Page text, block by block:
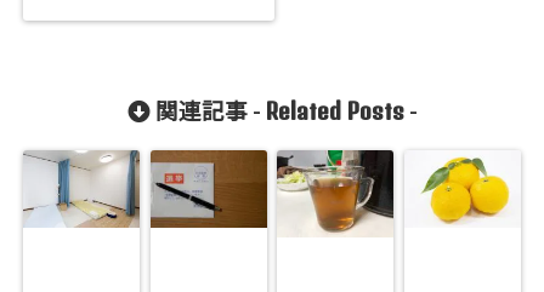
関連記事 - Related Posts-